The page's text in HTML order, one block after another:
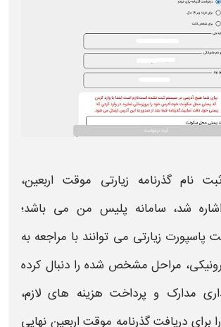
نام گذرنامه زیارتی موقت اربعین،
شد، سامانهپلیس من می‌ باشد؛
پاسپورت زیارتی می‌ توانند با مراجعه به
مراحل مشخص‌ شده را دنبال کرده
مدارک و پرداخت هزینه‌ های لازم،
برای دریافتگذرنامه موقت اربعین نهایی